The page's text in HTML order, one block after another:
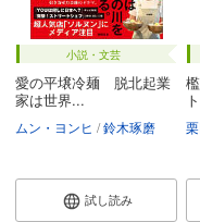
小説・文芸
愛の平壌冷麺 脱北起業
家は世界...
ムン・ヨンヒ 鈴木琢磨
試し読み